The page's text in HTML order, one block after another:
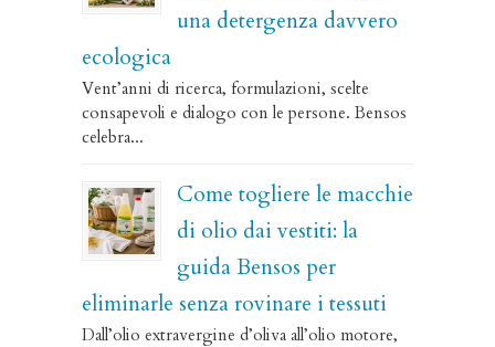
una detergenza davvero
ecologica
Vent’anni di ricerca, formulazioni, scelte
consapevoli e dialogo con le persone. Bensos
celebra...
Come togliere le macchie
di olio dai vestiti: la
guida Bensos per
eliminarle senza rovinare i tessuti
Dall’olio extravergine d’oliva all’olio motore,